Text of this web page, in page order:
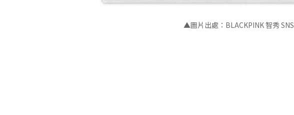
▲圖片出處：BLACKPINK 智秀 SNS